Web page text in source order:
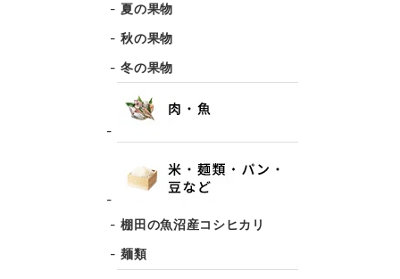
夏の果物
秋の果物
冬の果物
棚田の魚沼産コシヒカリ
麺類